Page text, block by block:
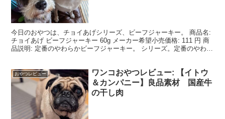
今日のおやつは、チョイあげシリーズ、ビーフジャーキー。 商品名:
チョイあげ ビーフジャーキー 60g メーカー希望小売価格: 111 円 商
品説明: 定番のやわらかビーフジャーキー。 シリーズ。定番のやわら
おやつレビュー
ワンコおやつレビュー: 【イトウ
＆カンパニー】良品素材 国産牛
の干し肉